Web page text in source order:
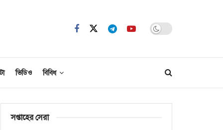
ভিডিও বিবিধ
সপ্তাহের সেরা